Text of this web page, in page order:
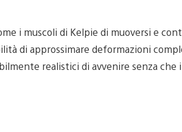
i muscoli di Kelpie di muoversi e
di approssimare deformazioni
realistici di avvenire senza che